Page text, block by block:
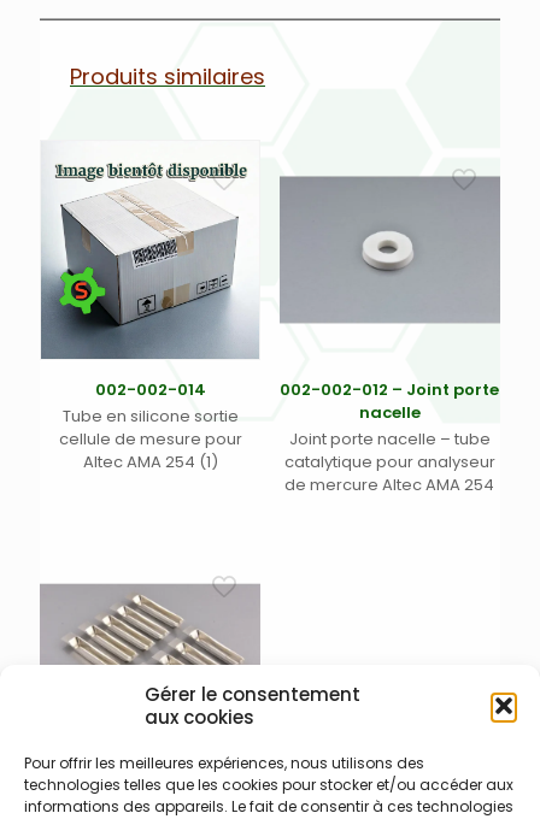
Gérer le consentement
aux cookies
Pour offrir les meilleures expériences, nous utilisons des
technologies telles que les cookies pour stocker et/ou accéder aux
informations des appareils. Le fait de consentir à ces technologies
Produits similaires
002-002-014
Tube en silicone sortie
cellule de mesure pour
Altec AMA 254 (1)
002-002-012 – Joint porte
nacelle
Joint porte nacelle – tube
catalytique pour analyseur
de mercure Altec AMA 254
002-002-020